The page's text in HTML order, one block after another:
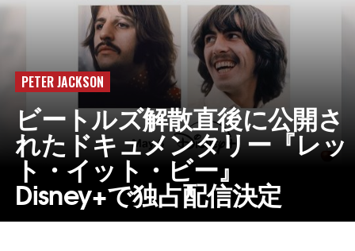
PETER JACKSON
ビートルズ解散直後に公開さ
れたドキュメンタリー『レッ
ト・イット・ビー』
Disney+で独占配信決定